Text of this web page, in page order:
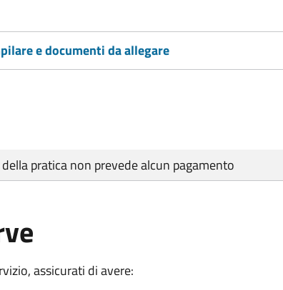
e documenti da allegare
pratica non prevede alcun pagamento
assicurati di avere: